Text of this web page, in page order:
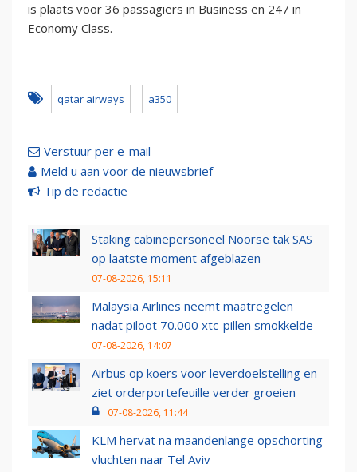
is plaats voor 36 passagiers in Business en 247 in
Economy Class.
qatar airways a350
Verstuur per e-mail
Meld u aan voor de nieuwsbrief
Tip de redactie
Staking cabinepersoneel Noorse tak SAS
op laatste moment afgeblazen
07-08-2026, 15:11
Malaysia Airlines neemt maatregelen
nadat piloot 70.000 xtc-pillen smokkelde
07-08-2026, 14:07
Airbus op koers voor leverdoelstelling en
ziet orderportefeuille verder groeien
07-08-2026, 11:44
KLM hervat na maandenlange opschorting
vluchten naar Tel Aviv